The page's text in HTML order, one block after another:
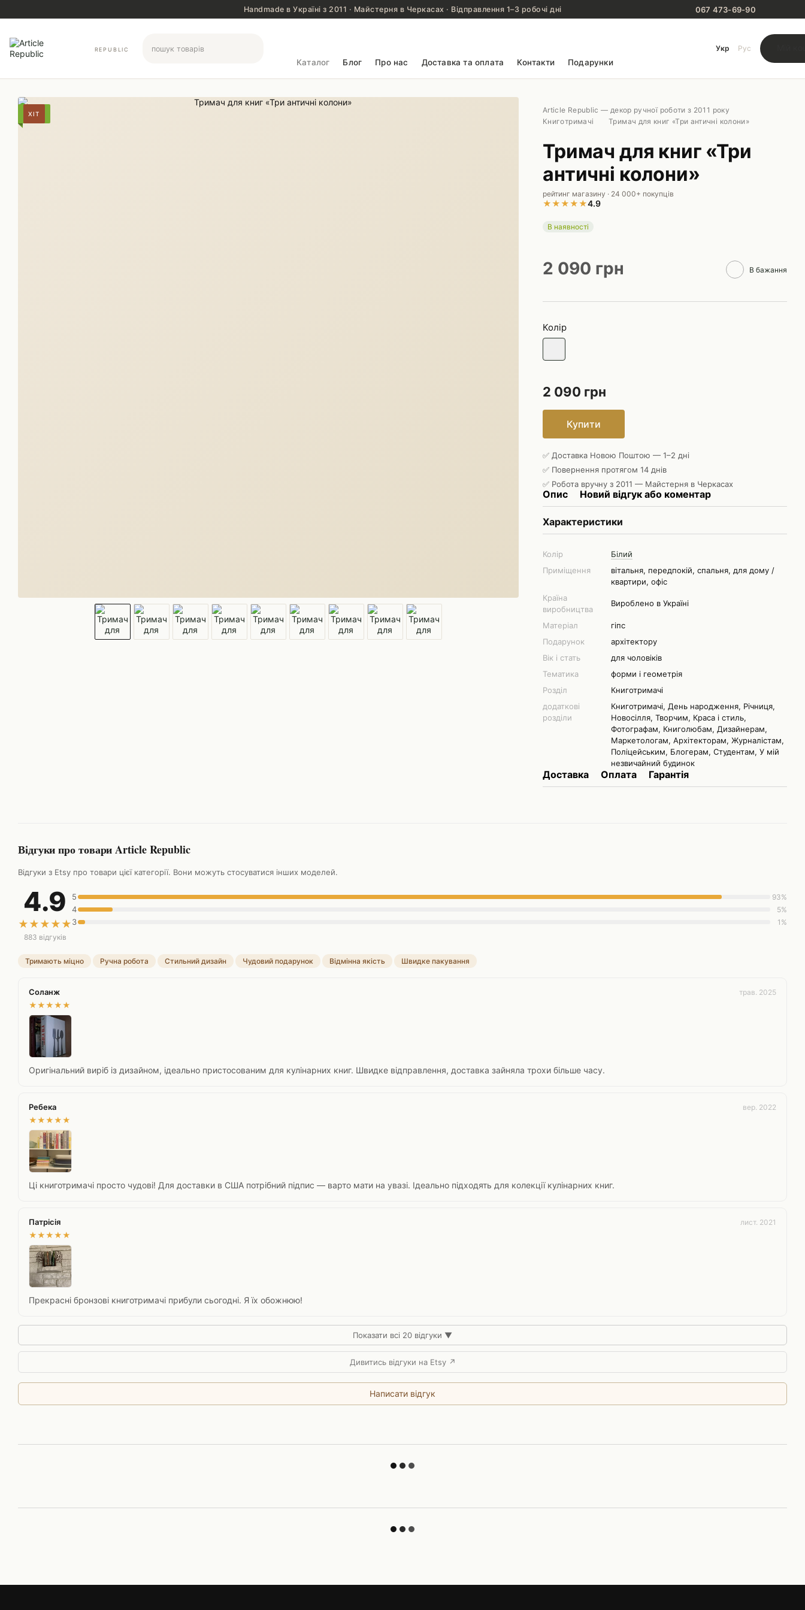
Handmade в Україні з 2011 · Майстерня в Черкасах · Відправлення 1–3 робочі дні 067 473-69-90
REPUBLIC
Каталог Блог Про нас Доставка та оплата Контакти Подарунки
Укр Рус
ХІТ
Article Republic — декор ручної роботи з 2011 року
Книготримачі
Тримач для книг «Три античні колони»
Тримач для книг «Три
античні колони»
★★★★★4.9
рейтинг магазину · 24 000+ покупців
В наявності
2 090 грн В бажання
Колір
2 090 грн
Купити
✅ Доставка Новою Поштою — 1–2 дні
✅ Повернення протягом 14 днів
✅ Робота вручну з 2011 — Майстерня в Черкасах
Опис Новий відгук або коментар
Характеристики
Колір
Білий
Приміщення
вітальня, передпокій, спальня, для дому /
квартири, офіс
Країна
виробництва
Вироблено в Україні
Матеріал
гіпс
Подарунок
архітектору
Вік і стать
для чоловіків
Тематика
форми і геометрія
Розділ
Книготримачі
додаткові
розділи
Книготримачі, День народження, Річниця,
Новосілля, Творчим, Краса і стиль,
Фотографам, Книголюбам, Дизайнерам,
Маркетологам, Архітекторам, Журналістам,
Поліцейським, Блогерам, Студентам, У мій
незвичайний будинок
Доставка Оплата Гарантія
Відгуки про товари Article Republic
Відгуки з Etsy про товари цієї категорії. Вони можуть стосуватися інших моделей.
4.9
★ ★ ★ ★ ★
883 відгуків
5 93%
4 5%
3 1%
Тримають міцно Ручна робота Стильний дизайн Чудовий подарунок Відмінна якість Швидке пакування
Соланж трав. 2025
★★★★★
Оригінальний виріб із дизайном, ідеально пристосованим для кулінарних книг. Швидке відправлення, доставка зайняла трохи більше часу.
Ребека вер. 2022
★★★★★
Ці книготримачі просто чудові! Для доставки в США потрібний підпис — варто мати на увазі. Ідеально підходять для колекції кулінарних книг.
Патрісія лист. 2021
★★★★★
Прекрасні бронзові книготримачі прибули сьогодні. Я їх обожнюю!
Показати всі 20 відгуки ▼
Дивитись відгуки на Etsy ↗
Написати відгук